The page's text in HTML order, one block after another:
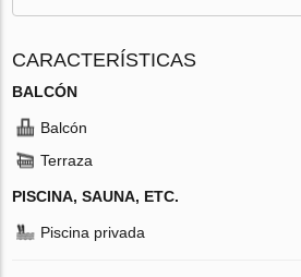
CARACTERÍSTICAS
BALCÓN
Balcón
Terraza
PISCINA, SAUNA, ETC.
Piscina privada